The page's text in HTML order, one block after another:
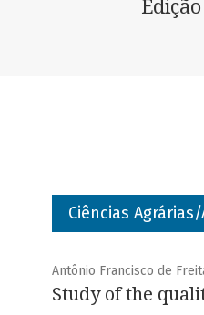
Ciências
Antônio Francisco de
Study of the